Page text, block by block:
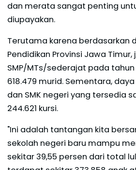
dan merata sangat penting
diupayakan.
Terutama karena berdasarkan
Pendidikan Provinsi Jawa
SMP/MTs/sederajat pada
618.479 murid. Sementara,
dan SMK negeri yang tersedia
244.621 kursi.
"Ini adalah tantangan kita
sekolah negeri baru mampu
sekitar 39,55 persen dari total